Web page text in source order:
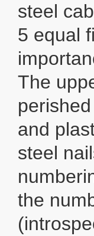
steel
5 equal
The
and
steel
the